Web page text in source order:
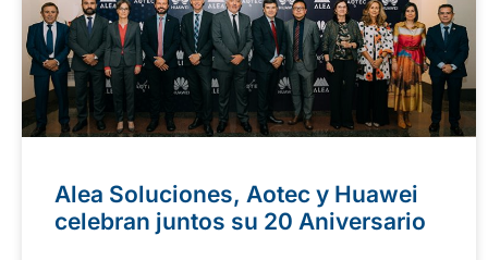
Alea Soluciones, Aotec y Huawei
celebran juntos su 20 Aniversario